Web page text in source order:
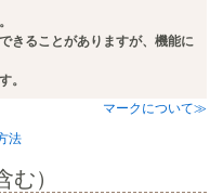
きることがありますが、機能に
。
マークについて≫
）